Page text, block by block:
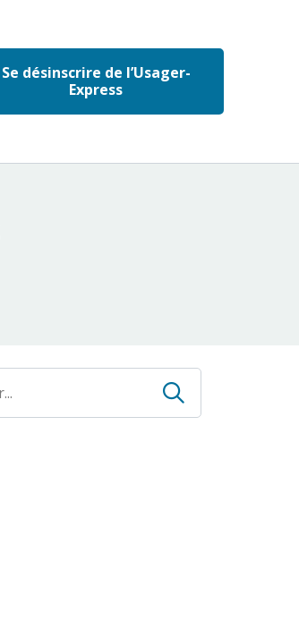
Se désinscrire de l’Usager-
Express
Recherche